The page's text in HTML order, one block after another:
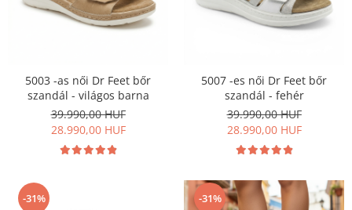
5003 -as női Dr Feet bőr
szandál - világos barna
39.990,00 HUF
28.990,00 HUF
5007 -es női Dr Feet bőr
szandál - fehér
39.990,00 HUF
28.990,00 HUF
-31% -31%